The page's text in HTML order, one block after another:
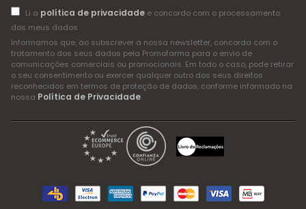
Li a política de privacidadee concordo com o processamento
dos meus dados
Informamos que, ao subscrever a nossa newsletter, concorda com o
tratamento dos seus dados pela Promofarma para o envio de
comunicações comerciais ou promocionais. Em todo o caso, pode retirar
o seu consentimento ou exercer qualquer outro dos seus direitos
reconhecidos em termos de proteção de dados, conforme informado na
nossa Política de Privacidade.